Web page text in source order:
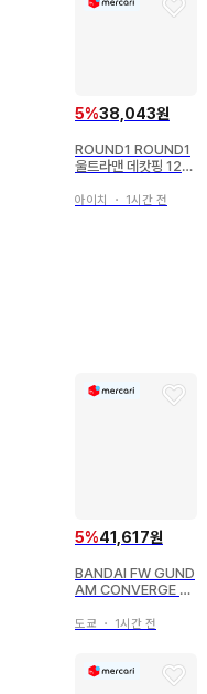
5%38,043원
ROUND1 ROUND1
울트라맨 데캇핑 120
아이치 ・ 1시간 전
5%41,617원
BANDAI FW GUND
AM CONVERGE 기
CIAL SELECTION
도쿄 ・ 1시간 전